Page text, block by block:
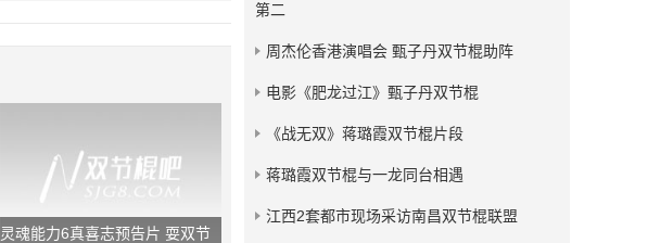
残血狂龙双节棍视频小合集
灵魂能力6真喜志预告片 耍双节
第二
周杰伦香港演唱会 甄子丹双节棍助阵
电影《肥龙过江》甄子丹双节棍
《战无双》蒋璐霞双节棍片段
蒋璐霞双节棍与一龙同台相遇
江西2套都市现场采访南昌双节棍联盟